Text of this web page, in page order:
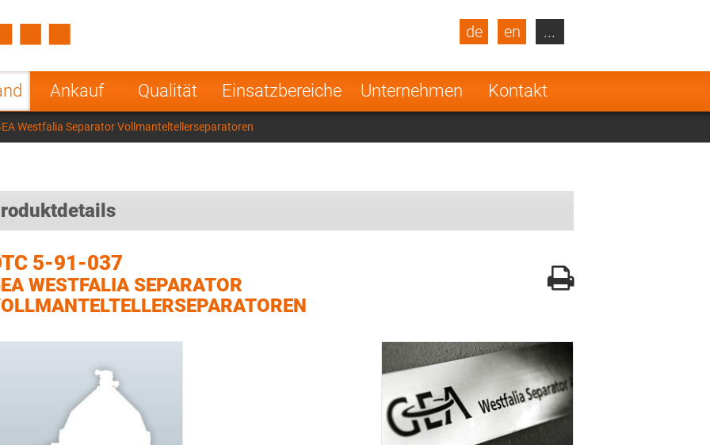
Ankauf Qualität Einsatzbereiche Unternehmen Kontakt
de en
Turkey
Poland Norway
Netherlands
India
...
Westfalia Separator Vollmanteltellerseparatoren
5-91-037
WESTFALIA SEPARATOR